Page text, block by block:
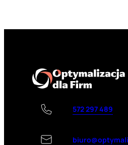
572 297 489